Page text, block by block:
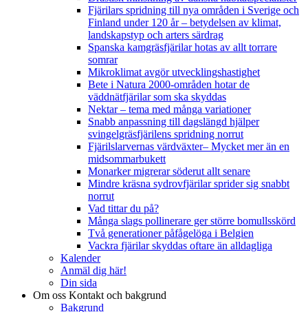
Fjärilars spridning till nya områden i Sverige och
Finland under 120 år– betydelsen av klimat,
landskapstyp och arters särdrag
Spanska kamgräsfjärilar hotas av allt torrare
somrar
Mikroklimat avgör utvecklingshastighet
Bete i Natura 2000-områden hotar de
väddnätfjärilar som ska skyddas
Nektar – tema med många variationer
Snabb anpassning till dagslängd hjälper
svingelgräsfjärilens spridning norrut
Fjärilslarvernas värdväxter– Mycket mer än en
midsommarbukett
Monarker migrerar söderut allt senare
Mindre kräsna sydrovfjärilar sprider sig snabbt
norrut
Vad tittar du på?
Många slags pollinerare ger större bomullsskörd
Två generationer påfågelöga i Belgien
Vackra fjärilar skyddas oftare än alldagliga
Kalender
Anmäl dig här!
Din sida
Om oss Kontakt och bakgrund
Bakgrund